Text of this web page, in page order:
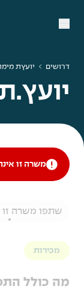
דרושים יועץת
משרה זו
שתפו משרה זו
מכירות
מה כולל